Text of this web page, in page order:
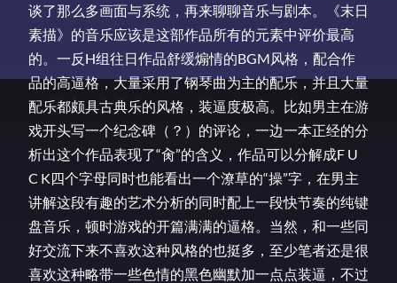
谈了那么多画面与系统，再来聊聊音乐与剧本。《末日
素描》的音乐应该是这部作品所有的元素中评价最高
的。一反H组往日作品舒缓煽情的BGM风格，配合作
品的高逼格，大量采用了钢琴曲为主的配乐，并且大量
配乐都颇具古典乐的风格，装逼度极高。比如男主在游
戏开头写一个纪念碑（？）的评论，一边一本正经的分
析出这个作品表现了“肏”的含义，作品可以分解成F U
C K四个字母同时也能看出一个潦草的“操”字，在男主
讲解这段有趣的艺术分析的同时配上一段快节奏的纯键
盘音乐，顿时游戏的开篇满满的逼格。当然，和一些同
好交流下来不喜欢这种风格的也挺多，至少笔者还是很
喜欢这种略带一些色情的黑色幽默加一点点装逼，不过